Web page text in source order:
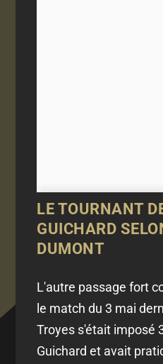
LE TOURNANT
GUICHARD
DUMONT
L'autre passage fort
le match du 3 mai
Troyes s'était imposé
Guichard et avait